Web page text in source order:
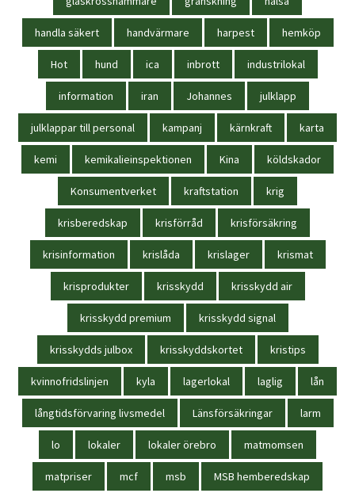
handla säkert handvärmare harpest hemköp
Hot hund ica inbrott industrilokal
information iran Johannes julklapp
julklappar till personal kampanj kärnkraft karta
kemi kemikalieinspektionen Kina köldskador
Konsumentverket kraftstation krig
krisberedskap krisförråd krisförsäkring
krisinformation krislåda krislager krismat
krisprodukter krisskydd krisskydd air
krisskydd premium krisskydd signal
krisskydds julbox krisskyddskortet kristips
kvinnofridslinjen kyla lagerlokal laglig lån
långtidsförvaring livsmedel Länsförsäkringar larm
lo lokaler lokaler örebro matmomsen
matpriser mcf msb MSB hemberedskap